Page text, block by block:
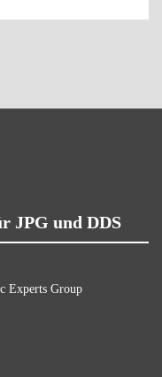
JPG und DDS
Experts Group